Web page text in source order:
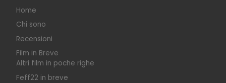
Home
Chi sono
Recensioni
Film in Breve
Altri film in poche righe
Feff22 in breve